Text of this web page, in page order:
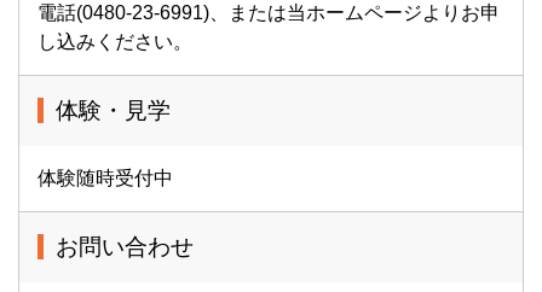
電話(0480-23-6991)、または当ホームページよりお申
し込みください。
体験・見学
体験随時受付中
お問い合わせ